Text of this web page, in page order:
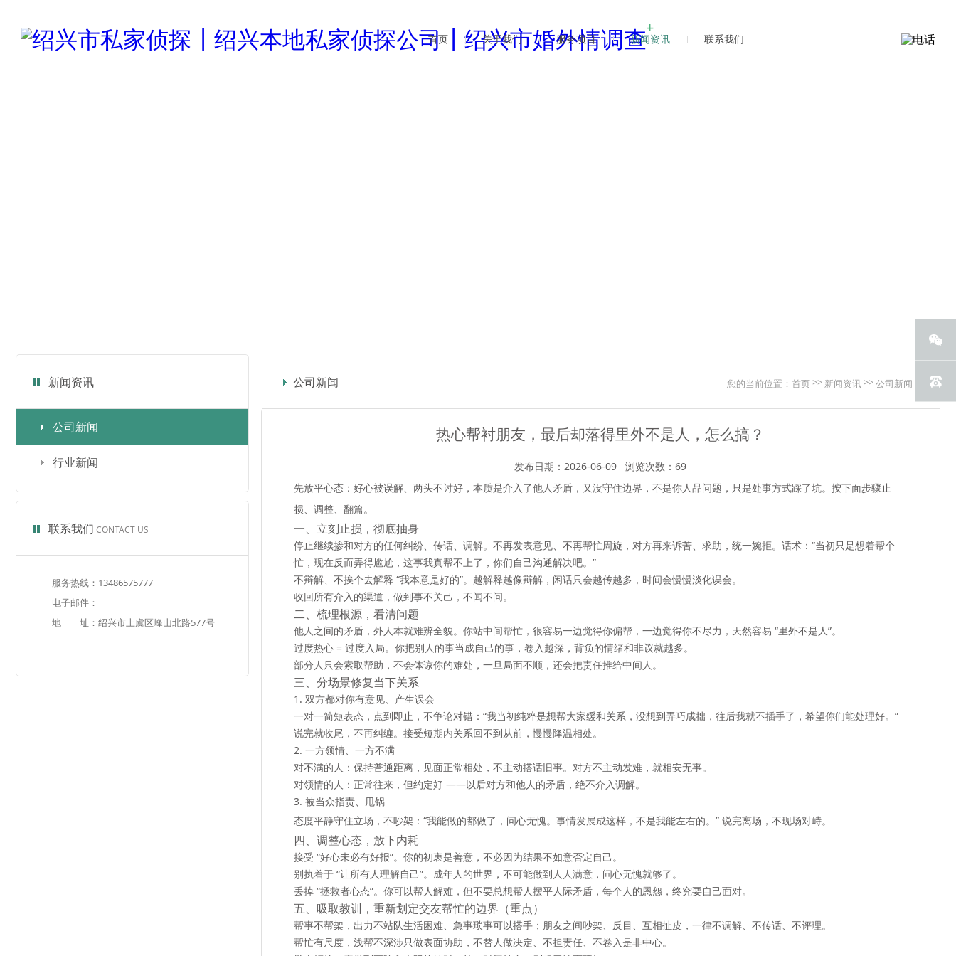
首页 关于我们 服务项目 新闻资讯 联系我们
新闻资讯
公司新闻
行业新闻
联系我们 CONTACT US
服务热线：13486575777
电子邮件：
地 址：绍兴市上虞区峰山北路577号
公司新闻 您的当前位置： 首页>> 新闻资讯>>公司新闻
热心帮衬朋友，最后却落得里外不是人，怎么搞？
发布日期：2026-06-09
浏览次数：69
先放平心态： 好心被误解、两头不讨好，本质是介入了他人矛盾，又没守住边界，不是你人品问题，只是处事方式踩了坑。按下面步骤止
损、调整、翻篇。
一、立刻止损，彻底抽身
停止继续掺和对方的任何纠纷、传话、调解。不再发表意见、不再帮忙周旋，对方再来诉苦、求助，统一婉拒。话术：“当初只是想着帮个
忙，现在反而弄得尴尬，这事我真帮不上了，你们自己沟通解决吧。”
不辩解、不挨个去解释 “我本意是好的”。越解释越像辩解，闲话只会越传越多，时间会慢慢淡化误会。
收回所有介入的渠道，做到事不关己，不闻不问。
二、梳理根源，看清问题
他人之间的矛盾，外人本就难辨全貌。你站中间帮忙，很容易一边觉得你偏帮，一边觉得你不尽力，天然容易 “里外不是人”。
过度热心 = 过度入局。你把别人的事当成自己的事，卷入越深，背负的情绪和非议就越多。
部分人只会索取帮助，不会体谅你的难处，一旦局面不顺，还会把责任推给中间人。
三、分场景修复当下关系
1. 双方都对你有意见、产生误会
一对一简短表态，点到即止，不争论对错：“我当初纯粹是想帮大家缓和关系，没想到弄巧成拙，往后我就不插手了，希望你们能处理好。”
说完就收尾，不再纠缠。接受短期内关系回不到从前，慢慢降温相处。
2. 一方领情、一方不满
对不满的人：保持普通距离，见面正常相处，不主动搭话旧事。对方不主动发难，就相安无事。
对领情的人：正常往来，但约定好 ——以后对方和他人的矛盾，绝不介入调解。
3. 被当众指责、甩锅
态度平静守住立场，不吵架：“我能做的都做了，问心无愧。事情发展成这样，不是我能左右的。” 说完离场，不现场对峙。
四、调整心态，放下内耗
接受 “好心未必有好报”。你的初衷是善意，不必因为结果不如意否定自己。
别执着于 “让所有人理解自己”。成年人的世界，不可能做到人人满意，问心无愧就够了。
丢掉 “拯救者心态”。你可以帮人解难，但不要总想帮人摆平人际矛盾，每个人的恩怨，终究要自己面对。
五、吸取教训，重新划定交友帮忙的边界（重点）
帮事不帮架，出力不站队生活困难、急事琐事可以搭手； 朋友之间吵架、反目、互相扯皮，一律不调解、不传话、不评理。
帮忙有尺度，浅帮不深涉只做表面协助，不替人做决定、不担责任、不卷入是非中心。